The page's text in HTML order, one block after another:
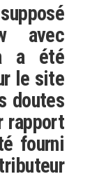
avec
a été
le site
doutes
rapport
fourni